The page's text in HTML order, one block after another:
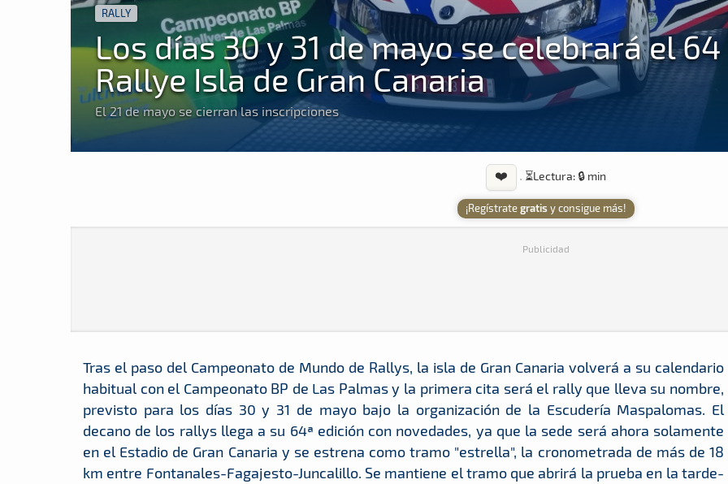
RALLY
Los días 30 y 31 de mayo se celebrará el 64
Rallye Isla de Gran Canaria
El 21 de mayo se cierran las inscripciones
❤️ · ⏳Lectura: 🔒 min
¡Regístrategratis y consigue más!
Publicidad
Tras el paso del Campeonato de Mundo de Rallys, la isla de Gran Canaria volverá a su calendario
habitual con el Campeonato BP de Las Palmas y la primera cita será el rally que lleva su nombre,
previsto para los días 30 y 31 de mayo bajo la organización de la Escudería Maspalomas. El
decano de los rallys llega a su 64ª edición con novedades, ya que la sede será ahora solamente
en el Estadio de Gran Canaria y se estrena como tramo "estrella", la cronometrada de más de 18
km entre Fontanales-Fagajesto-Juncalillo. Se mantiene el tramo que abrirá la prueba en la tarde-